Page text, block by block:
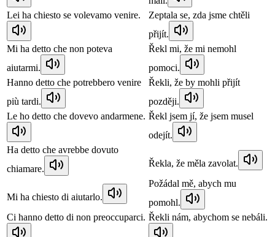
Lei ha chiesto se volevamo venire.
Zeptala se, zda jsme chtěli
přijít.
Mi ha detto che non poteva
aiutarmi.
Řekl mi, že mi nemohl
pomoci.
Hanno detto che potrebbero venire
più tardi.
Řekli, že by mohli přijít
později.
Le ho detto che dovevo andarmene. Řekl jsem jí, že jsem musel
odejít.
Ha detto che avrebbe dovuto
chiamare.
Řekla, že měla zavolat.
Mi ha chiesto di aiutarlo.
Požádal mě, abych mu
pomohl.
Ci hanno detto di non preoccuparci. Řekli nám, abychom se nebáli.